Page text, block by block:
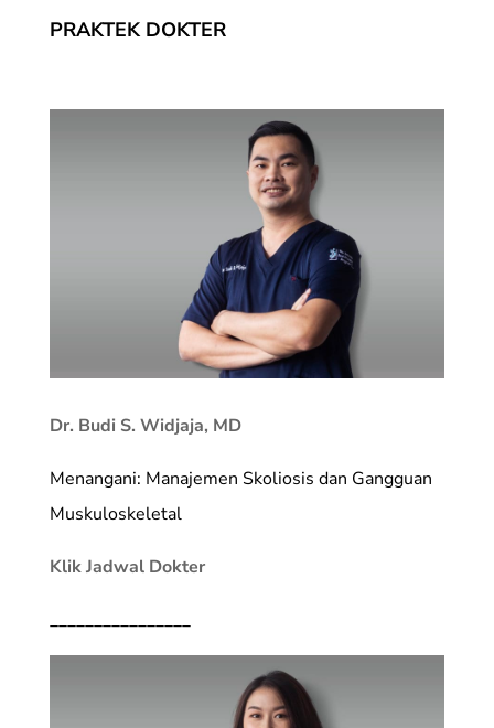
PRAKTEK DOKTER
Dr. Budi S. Widjaja, MD
Menangani: Manajemen Skoliosis dan Gangguan
Muskuloskeletal
Klik Jadwal Dokter
________________